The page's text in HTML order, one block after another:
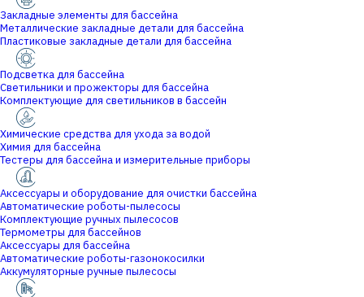
Закладные элементы для бассейна
Металлические закладные детали для бассейна
Пластиковые закладные детали для бассейна
Подсветка для бассейна
Светильники и прожекторы для бассейна
Комплектующие для светильников в бассейн
Химические средства для ухода за водой
Химия для бассейна
Тестеры для бассейна и измерительные приборы
Аксессуары и оборудование для очистки бассейна
Автоматические роботы-пылесосы
Комплектующие ручных пылесосов
Термометры для бассейнов
Аксессуары для бассейна
Автоматические роботы-газонокосилки
Аккумуляторные ручные пылесосы